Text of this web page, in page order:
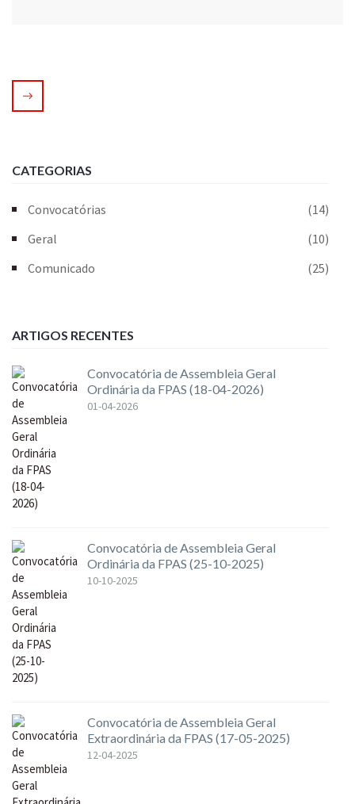
CATEGORIAS
Convocatórias
(14)
Geral
(10)
Comunicado
(25)
ARTIGOS RECENTES
Convocatória de Assembleia Geral
Ordinária da FPAS (18-04-2026)
01-04-2026
Convocatória de Assembleia Geral
Ordinária da FPAS (25-10-2025)
10-10-2025
Convocatória de Assembleia Geral
Extraordinária da FPAS (17-05-2025)
12-04-2025